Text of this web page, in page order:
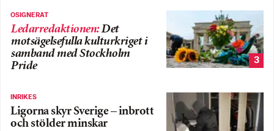
OSIGNERAT
Ledarredaktionen:Det
motsägelsefulla kulturkriget i
samband med Stockholm
Pride
3
INRIKES
Ligorna skyr Sverige – inbrott
och stölder minskar